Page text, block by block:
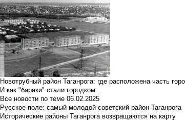
Новотрубный район Таганрога: где расположена часть
И как "бараки" стали городком
Все новости по теме 06.02.2025
Русское поле: самый молодой советский район Таганрога
Исторические районы Таганрога возвращаются на карту